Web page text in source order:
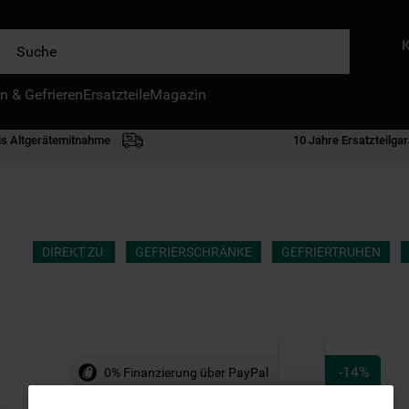
& GefrierenErsatzteileMagazin
Altgerätemitnahme 10 Jahre
DIREKT ZU: GEFRIERSCHRÄNKE GEFRIERTRUHEN
0% Finanzierung über PayPal -14%
HÄUFIGSTEN SUCHANFRAGEN
trockner